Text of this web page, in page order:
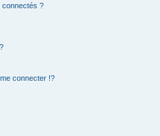
connectés ?
connecter !?